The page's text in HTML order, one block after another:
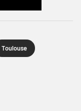
Toulouse